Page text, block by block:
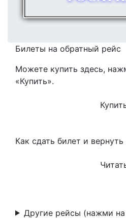
Билеты на обратный рейс
Можете купить здесь,
«Купить».
Как сдать билет и вернуть
Другие рейсы (нажми